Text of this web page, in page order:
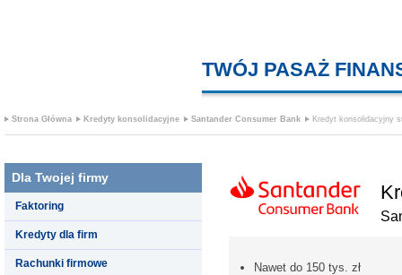
TWÓJ PASAŻ
Strona Główna Kredyty konsolidacyjne Santander Consumer Bank Kredyt konsolidacyjny
Dla Twojej firmy
Faktoring
Kredyty dla firm
Rachunki firmowe
Nawet do 150 tys. zł